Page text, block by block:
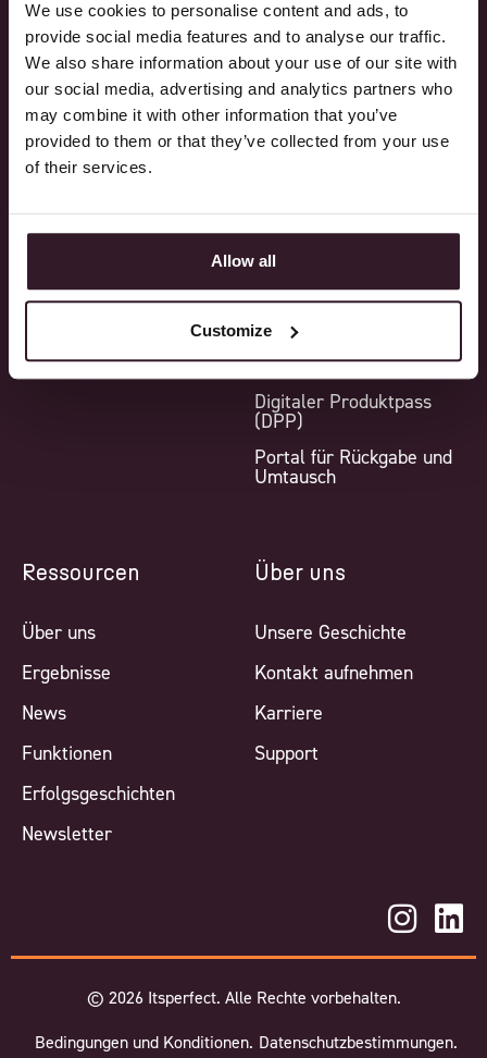
We use cookies to personalise content and ads, to
provide social media features and to analyse our traffic.
We also share information about your use of our site with
our social media, advertising and analytics partners who
may combine it with other information that you’ve
provided to them or that they’ve collected from your use
of their services.
Allow all
Customize
Verkauf
Einkauf
Produktion
Logistik
Core Plattform
Standardfunktionen
Zusatzmodule
Integrationen
Warehouse-Management-
System (WMS)
B2B-Webshop
Marktplätze
Digitaler Produktpass
(DPP)
Portal für Rückgabe und
Umtausch
Ressourcen
Über uns
Ergebnisse
News
Funktionen
Erfolgsgeschichten
Newsletter
Über uns
Unsere Geschichte
Kontakt aufnehmen
Karriere
Support
© 2026 Itsperfect. Alle Rechte vorbehalten.
Bedingungen und Konditionen. Datenschutzbestimmungen.